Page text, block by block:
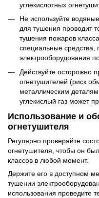
углекислотных
Не используйте
для тушения проводит
тушения пожаров
специальные
электрооборудования
Действуйте осторожно
огнетушителей (риск
металлическим
углекислый газ может
Использование и
огнетушителя
Регулярно проверяйте
огнетушителя, чтобы он
классов в любой момент.
Держите его в доступном
тушении
использования проведите